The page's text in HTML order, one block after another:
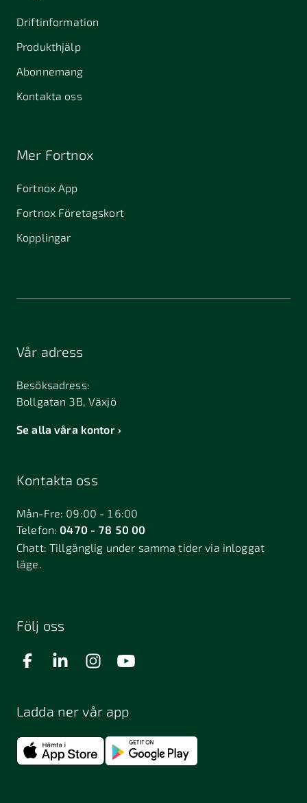
Driftinformation
Produkthjälp
Abonnemang
Kontakta oss
Mer Fortnox
Fortnox App
Fortnox Företagskort
Kopplingar
Vår adress
Besöksadress:
Bollgatan 3B, Växjö
Se alla våra kontor
Kontakta oss
Mån-Fre: 09:00 - 16:00
Telefon:0470 - 78 50 00
Chatt:Tillgänglig under samma tider via inloggat
läge.
Följ oss
Ladda ner vår app